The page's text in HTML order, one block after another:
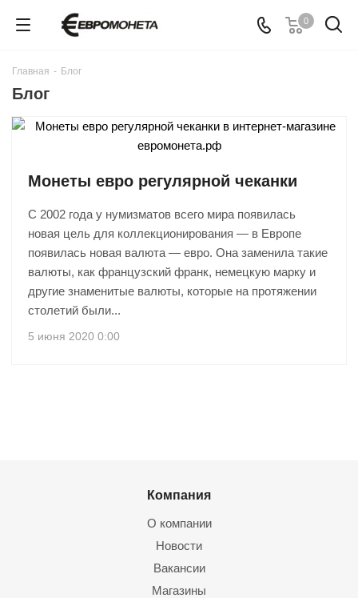
0
Главная - Блог
Блог
Монеты евро регулярной чеканки
С 2002 года у нумизматов всего мира появилась
новая цель для коллекционирования — в Европе
появилась новая валюта — евро. Она заменила такие
валюты, как французский франк, немецкую марку и
другие знаменитые валюты, которые на протяжении
столетий были...
5 июня 2020 0:00
Компания
О компании
Новости
Вакансии
Магазины